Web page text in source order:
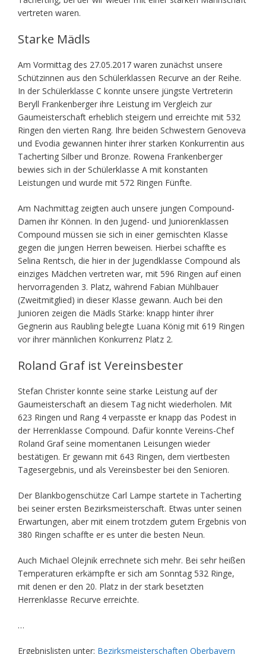
vertreten waren.
Starke Mädls
Am Vormittag des 27.05.2017 waren zunächst unsere
Schützinnen aus den Schülerklassen Recurve an der Reihe.
In der Schülerklasse C konnte unsere jüngste Vertreterin
Beryll Frankenberger ihre Leistung im Vergleich zur
Gaumeisterschaft erheblich steigern und erreichte mit 532
Ringen den vierten Rang. Ihre beiden Schwestern Genoveva
und Evodia gewannen hinter ihrer starken Konkurrentin aus
Tacherting Silber und Bronze. Rowena Frankenberger
bewies sich in der Schülerklasse A mit konstanten
Leistungen und wurde mit 572 Ringen Fünfte.
Am Nachmittag zeigten auch unsere jungen Compound-
Damen ihr Können. In den Jugend- und Juniorenklassen
Compound müssen sie sich in einer gemischten Klasse
gegen die jungen Herren beweisen. Hierbei schaffte es
Selina Rentsch, die hier in der Jugendklasse Compound als
einziges Mädchen vertreten war, mit 596 Ringen auf einen
hervorragenden 3. Platz, während Fabian Mühlbauer
(Zweitmitglied) in dieser Klasse gewann. Auch bei den
Junioren zeigen die Mädls Stärke: knapp hinter ihrer
Gegnerin aus Raubling belegte Luana König mit 619 Ringen
vor ihrer männlichen Konkurrenz Platz 2.
Roland Graf ist Vereinsbester
Stefan Christer konnte seine starke Leistung auf der
Gaumeisterschaft an diesem Tag nicht wiederholen. Mit
623 Ringen und Rang 4 verpasste er knapp das Podest in
der Herrenklasse Compound. Dafür konnte Vereins-Chef
Roland Graf seine momentanen Leisungen wieder
bestätigen. Er gewann mit 643 Ringen, dem viertbesten
Tagesergebnis, und als Vereinsbester bei den Senioren.
Der Blankbogenschütze Carl Lampe startete in Tacherting
bei seiner ersten Bezirksmeisterschaft. Etwas unter seinen
Erwartungen, aber mit einem trotzdem gutem Ergebnis von
380 Ringen schaffte er es unter die besten Neun.
Auch Michael Olejnik errechnete sich mehr. Bei sehr heißen
Temperaturen erkämpfte er sich am Sonntag 532 Ringe,
mit denen er den 20. Platz in der stark besetzten
Herrenklasse Recurve erreichte.
…
Ergebnislisten unter: Bezirksmeisterschaften Oberbayern